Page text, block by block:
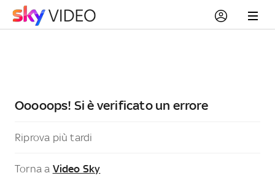
Ooooops! Si è verificato un errore
Riprova più tardi
Torna a Video Sky